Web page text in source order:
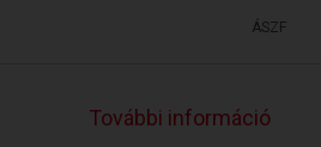
ÁSZF
További információ